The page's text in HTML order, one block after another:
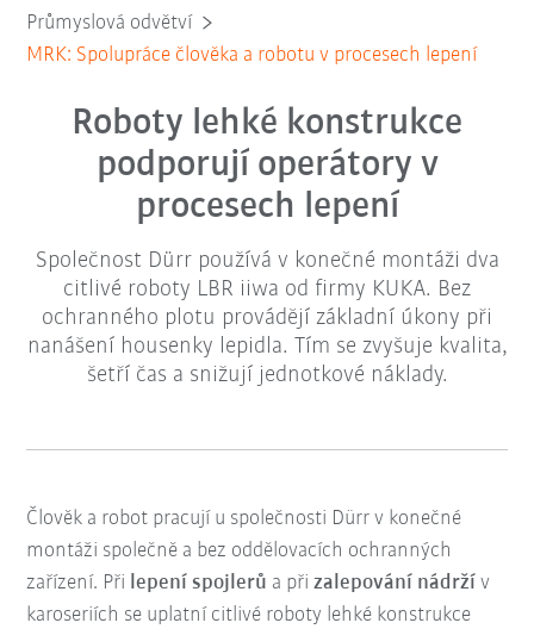
Průmyslová odvětví
MRK: Spolupráce člověka a robotu v procesech lepení
Roboty lehké konstrukce
podporují operátory v
procesech lepení
Společnost Dürr používá v konečné montáži dva
citlivé roboty LBR iiwa od firmy KUKA. Bez
ochranného plotu provádějí základní úkony při
nanášení housenky lepidla. Tím se zvyšuje kvalita,
šetří čas a snižují jednotkové náklady.
Člověk a robot pracují u společnosti Dürr v konečné
montáži společně a bez oddělovacích ochranných
zařízení. Při lepení spojlerů a přizalepování nádrží v
karoseriích se uplatní citlivé roboty lehké konstrukce